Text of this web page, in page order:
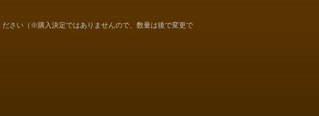
さい（※購入決定ではありませんので、数量は後で変更で